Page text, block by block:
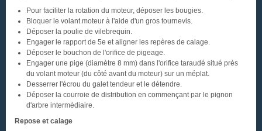
Pour faciliter la rotation du moteur, déposer les bougies.
Bloquer le volant moteur à l'aide d'un gros tournevis.
Déposer la poulie de vilebrequin.
Engager le rapport de 5e et aligner les repères de calage.
Déposer le bouchon de l'orifice de pigeage.
Engager une pige (diamètre 8 mm) dans l'orifice taraudé situé près
du volant moteur (du côté avant du moteur) sur un méplat.
Desserrer l'écrou du galet tendeur et le détendre.
Déposer la courroie de distribution en commençant par le pignon
d'arbre intermédiaire.
Repose et calage